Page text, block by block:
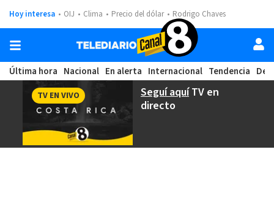
Hoy interesa OIJ Clima Precio del dólar Rodrigo Chaves
Última hora Nacional En alerta Internacional Tendencia
Seguí aquíTV en
directo
TV EN VIVO